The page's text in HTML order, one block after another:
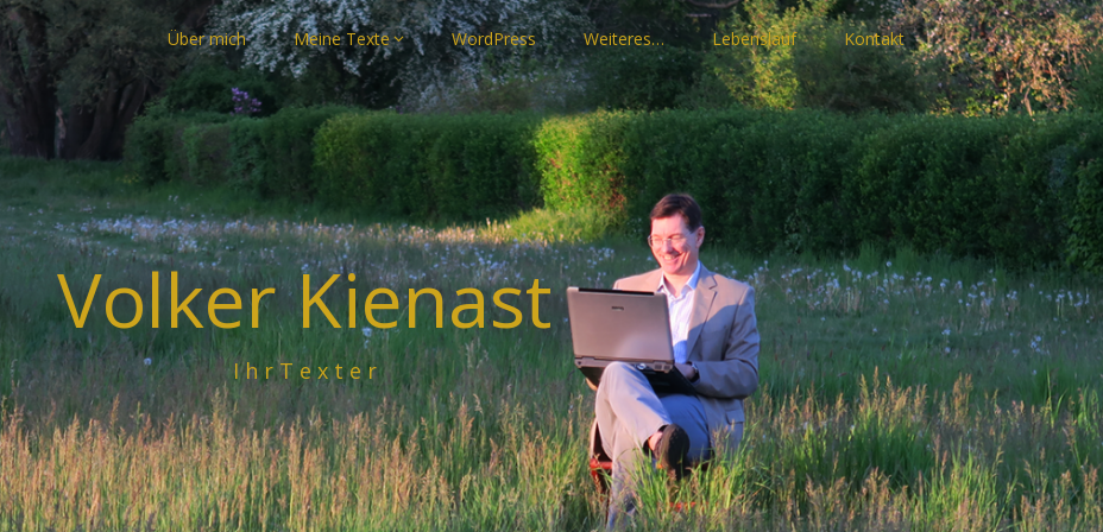
Über mich Meine Texte WordPress Weiteres… Lebenslauf Kontakt
Volker Kienast
I h r T e x t e r